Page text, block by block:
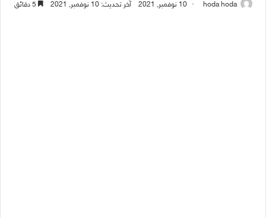
hoda hoda 10 نوفمبر, 2021 آخر تحديث: 10 نوفمبر, 2021